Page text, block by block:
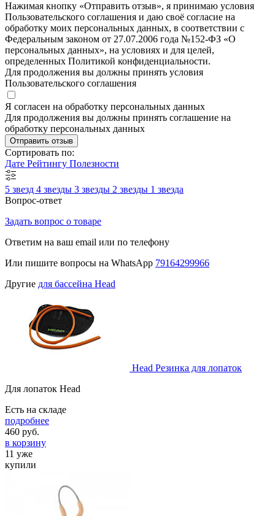
Нажимая кнопку «Отправить отзыв», я принимаю условия
Пользовательского соглашения и даю своё согласие на
обработку моих персональных данных, в соответствии с
Федеральным законом от 27.07.2006 года №152-ФЗ «О
персональных данных», на условиях и для целей,
определенных Политикой конфиденциальности.
Для продолжения вы должны принять условия
Пользовательского соглашения
Я согласен на обработку персональных данных
Для продолжения вы должны принять соглашение на
обработку персональных данных
Отправить отзыв
Сортировать по:
Дате Рейтингу Полезности
5 звезд 4 звезды 3 звезды 2 звезды 1 звезда
Вопрос-ответ
Задать вопрос о товаре
Ответим на ваш email или по телефону
Или пишите вопросы на WhatsApp 79164299966
Другие для бассейна Head
Head Резинка для лопаток
Для лопаток Head
Есть на складе
подробнее
460 руб.
в корзину
11 уже
купили